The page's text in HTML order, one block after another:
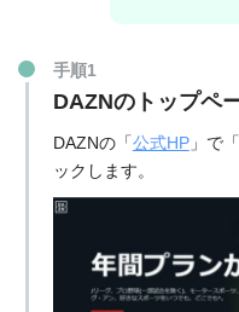
手順1
DAZNのトップペ
DAZNの「公式HP」で
ックします。